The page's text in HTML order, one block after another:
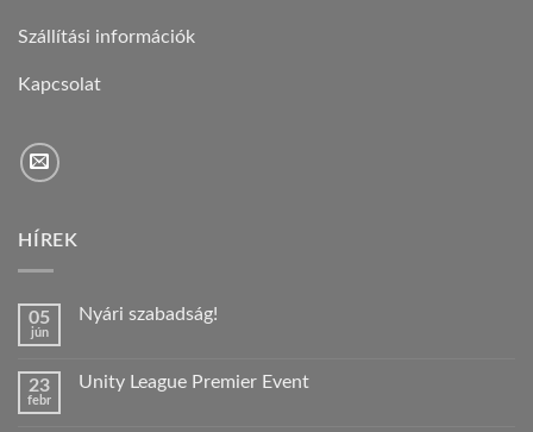
Szállítási információk
Kapcsolat
HÍREK
05
jún
Nyári szabadság!
Nyári
23
febr
Unity League Premier Event